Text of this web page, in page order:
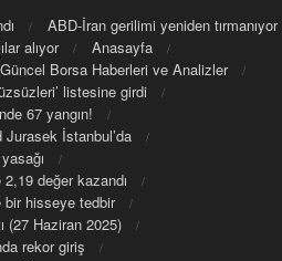
ABD-İran gerilimi yeniden tırmanıyor
alıyor
Anasayfa
Borsa Haberleri ve Analizler
listesine girdi
67 yangın!
Jurasek İstanbul’da
değer kazandı
bir hisseye tedbir
(27 Haziran 2025)
rekor giriş